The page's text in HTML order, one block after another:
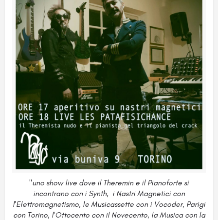
"uno show live dove il Theremin e il Pianoforte si
incontrano con i Synth, i Nastri Magnetici con
l'Elettromagnetismo, le Musicassette con i Vocoder, Parigi
con Torino, l'Ottocento con il Novecento, la Musica con la